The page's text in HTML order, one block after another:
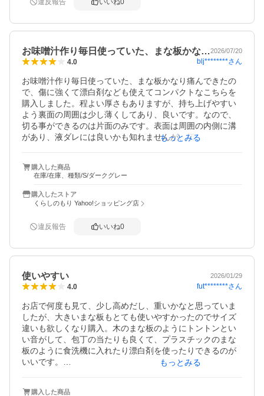
違反報告 いいね0
お味噌汁作り毎日使っていた、まな板かな…2026/07/20
4.0 blj********さん
お味噌汁作り毎日使っていた、まな板かなり痛んできたの
で、傷に強くて漂白剤なども使えてコンパクトなこちらを
購入しました。程よい厚さもありますが、持ち上げやすい
よう裏面の周囲は少し薄くしてあり、良いです。なので、
切る事ができるのは片面のみです。表面は周囲の内側に溝
があり、液ダレには良いかも知れませんが、切った材料を
もっとみる
購入した商品
在庫/在庫、種類/S/ダークグレー
購入したストア
くらしのもり Yahoo!ショッピング店
違反報告 いいね0
使いやすい 2026/01/29
4.0 fut********さん
お店で何度も見て、少し高めだし、重いかなと思っていま
したが、大きいまな板もとても使いやすかったのでサイズ
違いも欲しくなり購入。木のまな板のようにトントンとい
い音がして、包丁の当たりも良くて、プラスチックのまな
板のように食洗機に入れたり漂白剤を使ったりできるのが
いいです。
もっとみる
購入した商品